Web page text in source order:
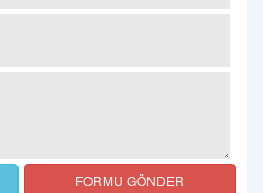
FORMU GÖNDER